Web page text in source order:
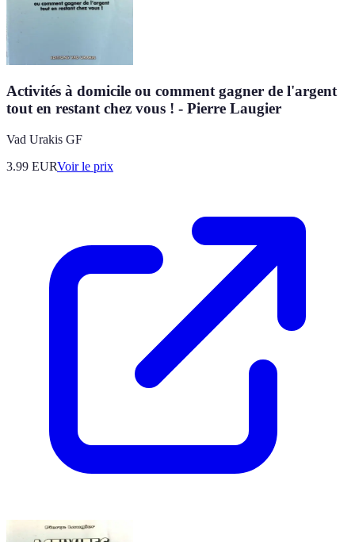
Activités à domicile ou comment gagner de l'argent
tout en restant chez vous ! - Pierre Laugier
Vad Urakis GF
3.99 EURVoir le prix